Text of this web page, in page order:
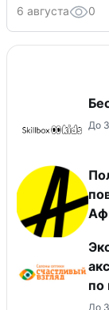
6 августа 0
До
по
До